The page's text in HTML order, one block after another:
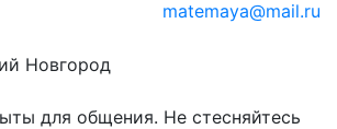
matemaya@mail.ru
Новгород
для общения. Не стесняйтесь